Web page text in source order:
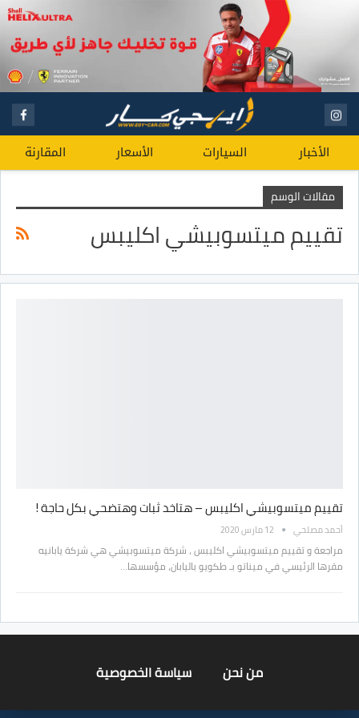
الأخبار السيارات الأسعار المقارنة
مقالات الوسم
تقييم ميتسوبيشي اكليبس
تقييم ميتسوبيشي اكليبس – هتاخد ثبات وهتضحي بكل حاجة !
أحمد مصلحي 12 مارس 2020
مراجعة و تقييم ميتسوبيشي اكليبس ، شركة ميتسوبيشي هي شركة يابانيه
مقرها الرئيسي في ميناتو بـ طكويو باليابان، مؤسسها…
من نحن سياسة الخصوصية